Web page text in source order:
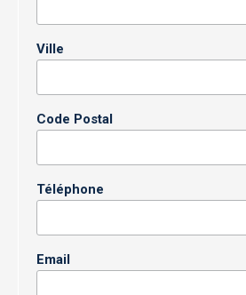
Ville
Code Postal
Téléphone
Email